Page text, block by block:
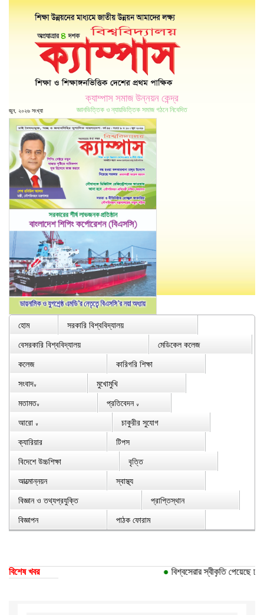
ক্যাম্পাস সমাজ উন্নয়ন কেন্দ্র
জ্ঞানভিত্তিক ও ন্যায়ভিত্তিক সমাজ গঠনে নিবেদিত
জুন, ২০২৬ সংখ্যা
হোম
সরকারি বিশ্ববিদ্যালয়
বেসরকারি বিশ্ববিদ্যালয়
মেডিকেল কলেজ
কলেজ
কারিগরি শিক্ষা
সংবাদ∨
মুখোমুখি
মতামত∨ প্রতিবেদন ∨
আরো ∨
চাকুরীর সুযোগ
ক্যারিয়ার
টিপস
বিদেশে উচ্চশিক্ষা
বৃত্তি
আত্মোন্নয়ন
স্বাস্থ্য
বিজ্ঞান ও তথ্যপ্রযুক্তি
প্রাপ্তিস্থান
বিজ্ঞাপন
পাঠক ফোরাম
বিশেষ খবর বিশ্বসেরার স্বীকৃতি পেয়েছে ঢাকা